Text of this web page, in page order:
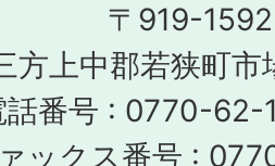
〒919-1592
方上中郡若狭町
話番号 : 0770-62-
ックス番号 :